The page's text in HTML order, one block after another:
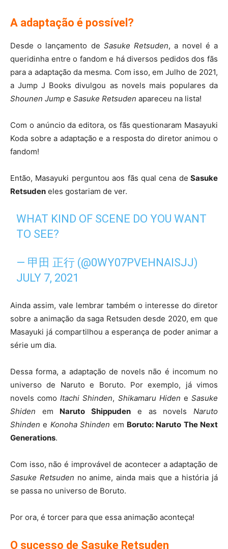
A adaptação é possível?
Desde o lançamento de Sasuke Retsuden, a novel é a
queridinha entre o fandom e há diversos pedidos dos fãs
para a adaptação da mesma. Com isso, em Julho de 2021,
a Jump J Books divulgou as novels mais populares da
Shounen Jump e Sasuke Retsuden apareceu na lista!
Com o anúncio da editora, os fãs questionaram Masayuki
Koda sobre a adaptação e a resposta do diretor animou o
fandom!
Então, Masayuki perguntou aos fãs qual cena de Sasuke
Retsuden eles gostariam de ver.
WHAT KIND OF SCENE DO YOU WANT
TO SEE?
— 甲田 正行 (@0WY07PVEHNAISJJ)
JULY 7, 2021
Ainda assim, vale lembrar também o interesse do diretor
sobre a animação da saga Retsuden desde 2020, em que
Masayuki já compartilhou a esperança de poder animar a
série um dia.
Dessa forma, a adaptação de novels não é incomum no
universo de Naruto e Boruto. Por exemplo, já vimos
novels comoItachi Shinden, Shikamaru Hiden eSasuke
Shiden em Naruto Shippuden e as novelsNaruto
Shinden e Konoha Shinden em Boruto: Naruto The Next
Generations.
Com isso, não é improvável de acontecer a adaptação de
Sasuke Retsuden no anime, ainda mais que a história já
se passa no universo de Boruto.
Por ora, é torcer para que essa animação aconteça!
O sucesso de Sasuke Retsuden